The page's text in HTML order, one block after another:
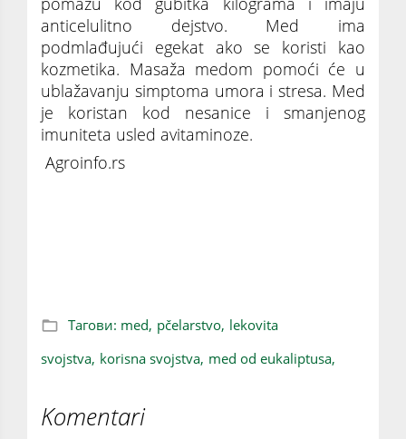
anticelulitno dejstvo. Med ima
podmlađujući egekat ako se koristi kao
kozmetika. Masaža medom pomoći će u
ublažavanju simptoma umora i stresa. Med
je koristan kod nesanice i smanjenog
imuniteta usled avitaminoze.
Agroinfo.rs
Тагови: med, pčelarstvo, lekovita
svojstva, korisna svojstva, med od eukaliptusa,
Komentari